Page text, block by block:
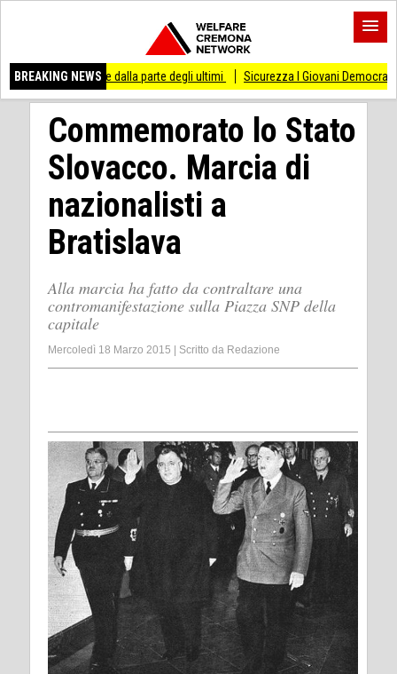
BREAKING NEWS
dalla parte degli ultimi Sicurezza I Giovani Democratici ribattono ai
Commemorato lo Stato
Slovacco. Marcia di
nazionalisti a
Bratislava
Alla marcia ha fatto da contraltare una
contromanifestazione sulla Piazza SNP della
capitale
Mercoledì 18 Marzo 2015 Scritto da Redazione